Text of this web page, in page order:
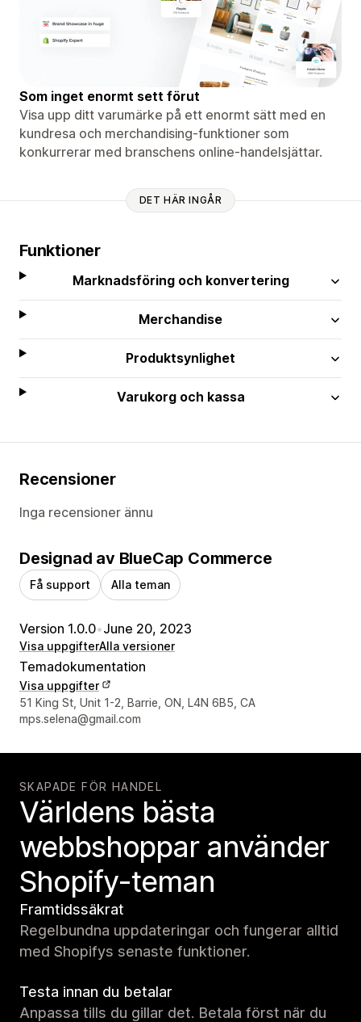
Som inget enormt sett förut
Visa upp ditt varumärke på ett enormt sätt med en
kundresa och merchandising-funktioner som
konkurrerar med branschens online-handelsjättar.
DET HÄR INGÅR
Funktioner
Marknadsföring och konvertering
Merchandise
Produktsynlighet
Varukorg och kassa
Recensioner
Inga recensioner ännu
Designad av BlueCap Commerce
Få support Alla teman
Version 1.0.0•June 20, 2023
Visa uppgifterAlla versioner
Temadokumentation
Visa uppgifter
Designerns kontaktuppgifter
51 King St, Unit 1-2, Barrie, ON, L4N 6B5, CA
mps.selena@gmail.com
SKAPADE FÖR HANDEL
Världens bästa
webbshoppar använder
Shopify-teman
Framtidssäkrat
Regelbundna uppdateringar och fungerar alltid
med Shopifys senaste funktioner.
Testa innan du betalar
Anpassa tills du gillar det. Betala först när du